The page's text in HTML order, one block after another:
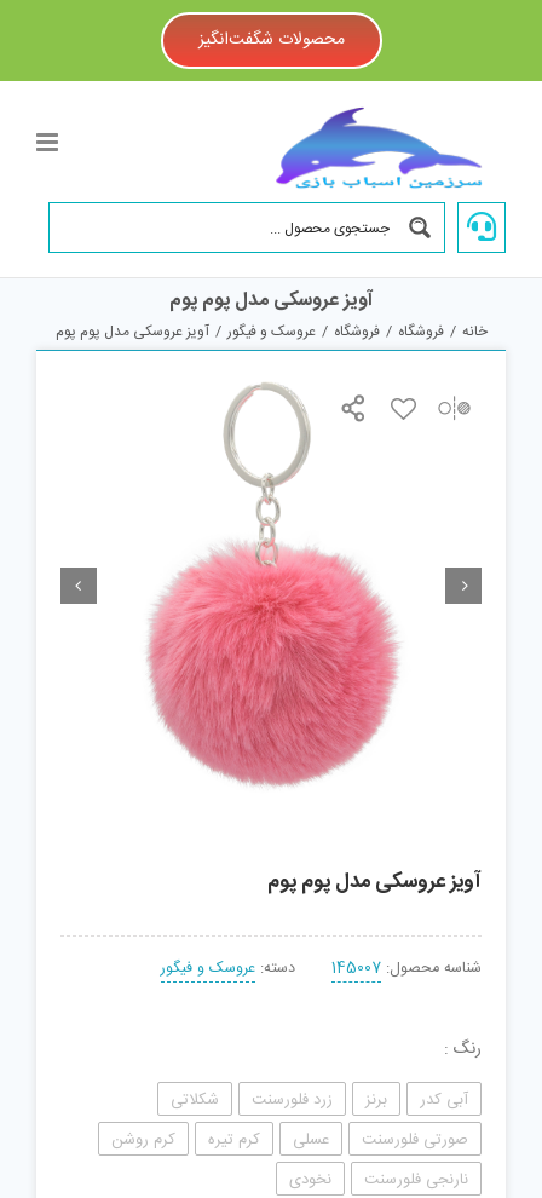
محصولات شگفت‌انگیز
آویز عروسکی مدل پوم پوم
خانه / فروشگاه / فروشگاه / عروسک و فیگور / آویز عروسکی مدل پوم پوم
 
آویز عروسکی مدل پوم پوم
شناسه محصول: 145007 دسته: عروسک و فیگور
رنگ
آبی کدر برنز زرد فلورسنت
شکلاتی
صورتی فلورسنت
عسلی کرم تیره
کرم روشن
نارنجی فلورسنت
نخودی